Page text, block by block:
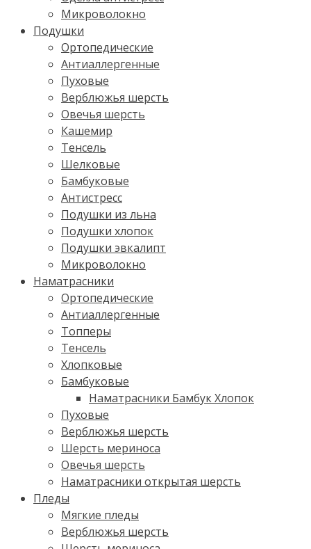
Микроволокно
Подушки
Ортопедические
Антиаллергенные
Пуховые
Верблюжья шерсть
Овечья шерсть
Кашемир
Тенсель
Шелковые
Бамбуковые
Антистресс
Подушки из льна
Подушки хлопок
Подушки эвкалипт
Микроволокно
Наматрасники
Ортопедические
Антиаллергенные
Топперы
Тенсель
Хлопковые
Бамбуковые
Наматрасники Бамбук Хлопок
Пуховые
Верблюжья шерсть
Шерсть мериноса
Овечья шерсть
Наматрасники открытая шерсть
Пледы
Мягкие пледы
Верблюжья шерсть